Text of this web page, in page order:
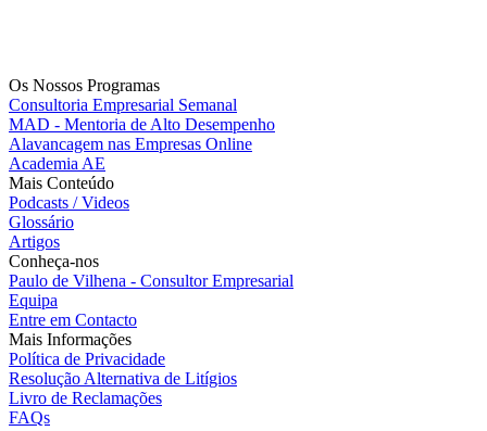
Os Nossos Programas
Consultoria Empresarial Semanal
MAD - Mentoria de Alto Desempenho
Alavancagem nas Empresas Online
Academia AE
Mais Conteúdo
Podcasts / Videos
Glossário
Artigos
Conheça-nos
Paulo de Vilhena - Consultor Empresarial
Equipa
Entre em Contacto
Mais Informações
Política de Privacidade
Resolução Alternativa de Litígios
Livro de Reclamações
FAQs